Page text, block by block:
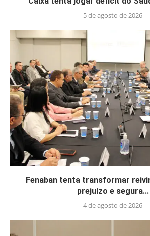
5 de agosto de 2026
Fenaban tenta transformar
prejuízo e segura...
4 de agosto de 2026